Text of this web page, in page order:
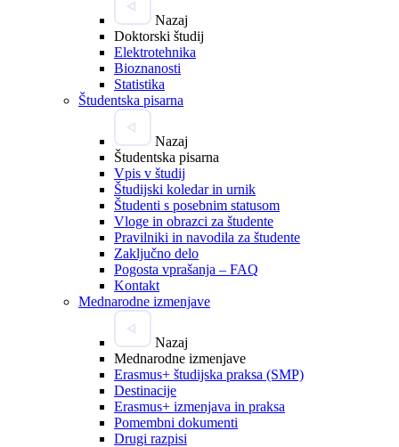
Nazaj
Doktorski študij
Elektrotehnika
Bioznanosti
Statistika
Študentska pisarna
Nazaj
Študentska pisarna
Vpis v študij
Študijski koledar in urnik
Študenti s posebnim statusom
Vloge in obrazci za študente
Pravilniki in navodila za študente
Zaključno delo
Pogosta vprašanja – FAQ
Kontakt
Mednarodne izmenjave
Nazaj
Mednarodne izmenjave
Erasmus+ študijska praksa (SMP)
Destinacije
Erasmus+ izmenjava in praksa
Pomembni dokumenti
Drugi razpisi